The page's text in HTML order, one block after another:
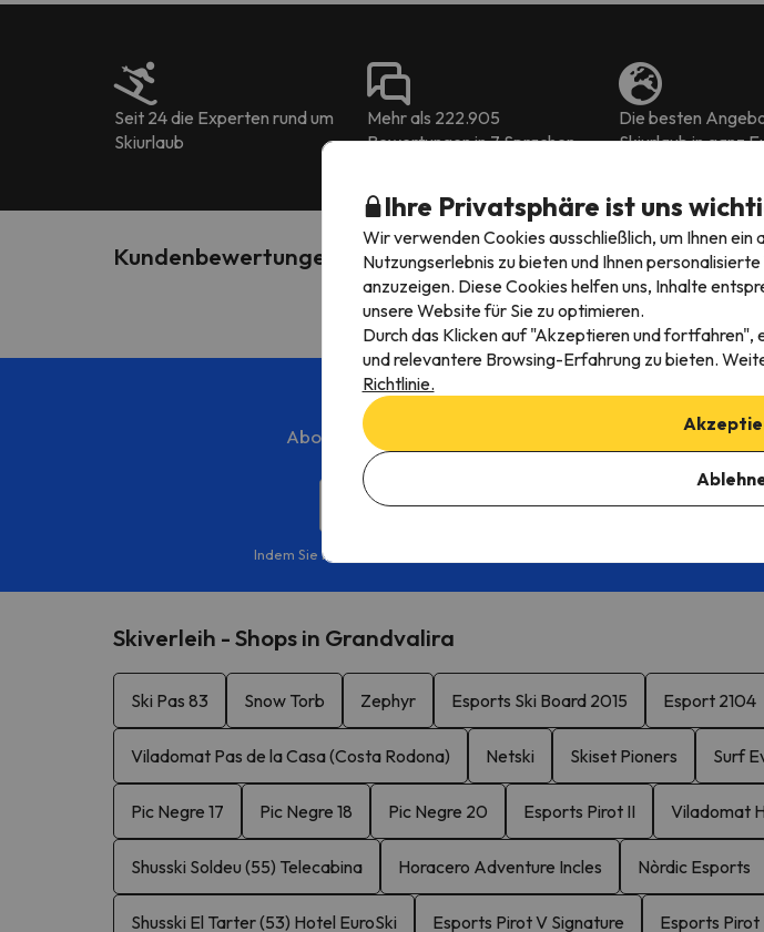
Seit 24 die Experten rund um
Skiurlaub
Mehr als 222.905
Bewertungen in 7 Sprachen
Die besten
Skiurlaub in ganz
Kundenbewertungen über: Esports Wapiti
Der perfekte
Abonnieren Sie unseren monatlichen Newsletter und
Geben sie ihre E-Mail Adresse ein
Indem Sie Ihre E-Mail-Adresse in unsere Mailingliste aufnehmen, bestätigen
Skiverleih - Shops in Grandvalira
Ski Pas 83 Snow Torb Zephyr Esports Ski Board 2015 Esport 2104
Viladomat Pas de la Casa (Costa Rodona) Netski Skiset Pioners Surf
Pic Negre 17 Pic Negre 18 Pic Negre 20 Esports Pirot II Viladomat
Shusski Soldeu (55) Telecabina Horacero Adventure Incles Nòrdic Esports
Shusski El Tarter (53) Hotel EuroSki Esports Pirot V Signature Esports Pirot
Ihre Privatsphäre ist uns
Wir verwenden Cookies ausschließlich, um Ihnen ein
Nutzungserlebnis zu bieten und Ihnen
anzuzeigen. Diese Cookies helfen uns, Inhalte
unsere Website für Sie zu optimieren.
Durch das Klicken auf "Akzeptieren und fortfahren",
und relevantere Browsing-Erfahrung zu bieten.
Richtlinie.